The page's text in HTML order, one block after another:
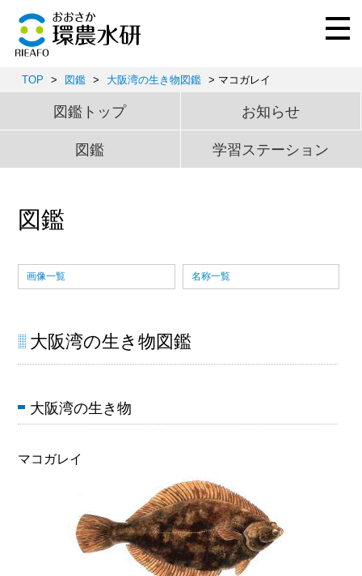
TOP > 図鑑 > 大阪湾の生き物図鑑 > マコガレイ
図鑑トップ お知らせ
図鑑 学習ステーション
図鑑
画像一覧 名称一覧
大阪湾の生き物図鑑
大阪湾の生き物
マコガレイ